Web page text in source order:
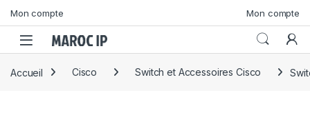
Mon compte Mon compte
Accueil Cisco Switch et Accessoires Cisco